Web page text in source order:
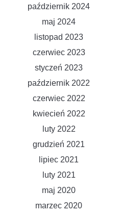
październik 2024
maj 2024
listopad 2023
czerwiec 2023
styczeń 2023
październik 2022
czerwiec 2022
kwiecień 2022
luty 2022
grudzień 2021
lipiec 2021
luty 2021
maj 2020
marzec 2020